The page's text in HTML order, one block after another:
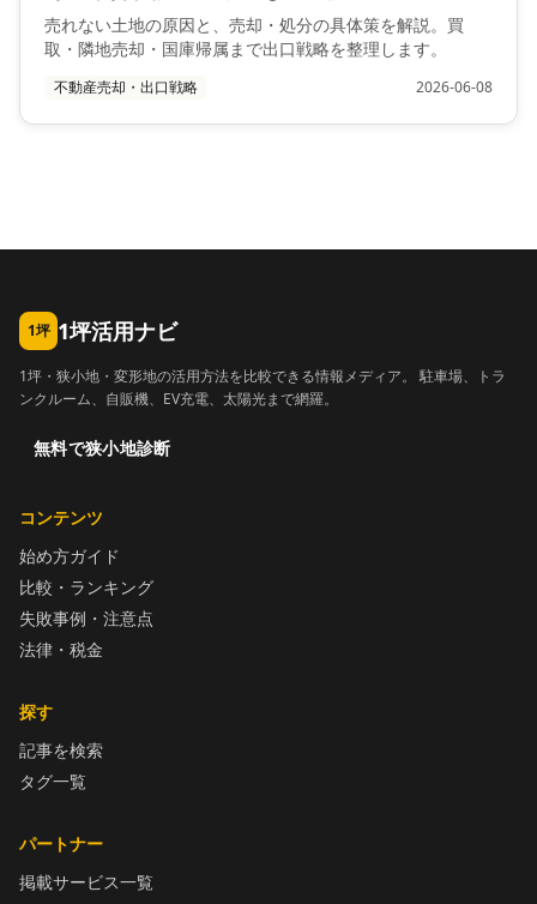
売れない土地の原因と、売却・処分の具体策を解説。買
取・隣地売却・国庫帰属まで出口戦略を整理します。
不動産売却・出口戦略 2026-06-08
1坪 1坪活用ナビ
1坪・狭小地・変形地の活用方法を比較できる情報メディア。 駐車場、トラ
ンクルーム、自販機、EV充電、太陽光まで網羅。
無料で狭小地診断
コンテンツ
始め方ガイド
比較・ランキング
失敗事例・注意点
法律・税金
探す
記事を検索
タグ一覧
パートナー
掲載サービス一覧